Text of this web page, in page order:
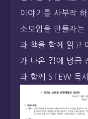
이야기를 사부작
소모임을 만들자
과 책을 함께 읽고
가 나온 김에 냉큼
과 함께 STEW 독